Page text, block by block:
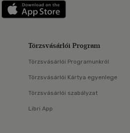
applikáció Szerezd meg: Google
Törzsvásárlói Program
Törzsvásárlói Programunkról
Törzsvásárlói Kártya egyenlege
Törzsvásárlói szabályzat
Libri App